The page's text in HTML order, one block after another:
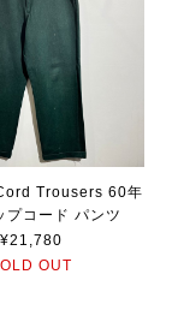
Trousers 60年
プコード パンツ
¥21,780
OUT